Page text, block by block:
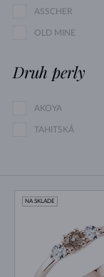
ASSCHER
OLD MINE
Druh perly
AKOYA
TAHITSKÁ
NA SKLADE